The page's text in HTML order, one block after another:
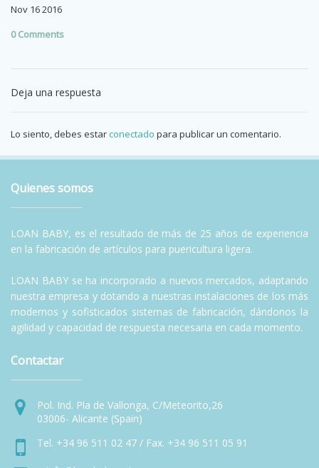
Nov 162016
0 Comments
Deja una respuesta
Lo siento, debes estar conectado para publicar un comentario.
Quienes somos
LOAN BABY, es el resultado de más de 25 años de experiencia
en la fabricación de artículos para puericultura ligera.
LOAN BABY se ha incorporado a nuevos mercados, adaptando
nuestra empresa y dotando a nuestras instalaciones de los más
modernos y sofisticados sistemas de fabricación, dándonos la
agilidad y capacidad de respuesta necesaria en cada momento.
Contactar
Pol. Ind. Pla de Vallonga, C/Meteorito,26
03006- Alicante (Spain)
Tel. +34 96 511 02 47 / Fax. +34 96 511 05 91